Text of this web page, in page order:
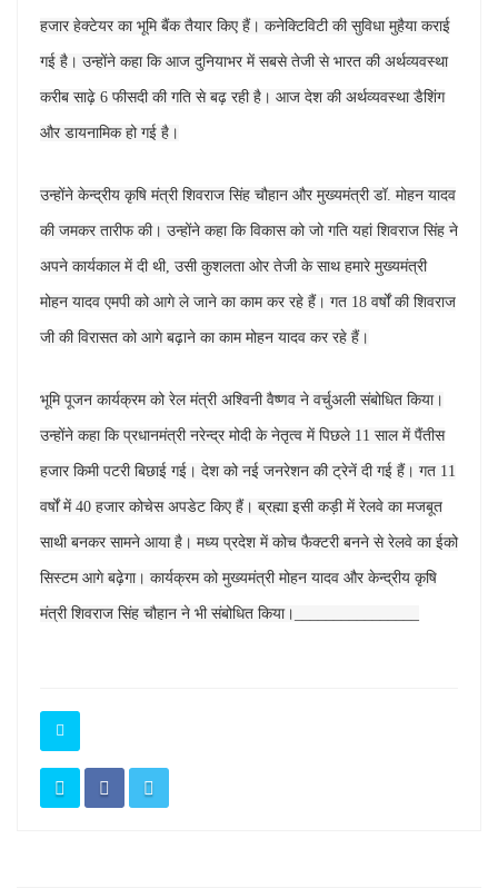
हजार हेक्टेयर का भूमि बैंक तैयार किए हैं। कनेक्टिविटी की सुविधा मुहैया कराई
गई है। उन्होंने कहा कि आज दुनियाभर में सबसे तेजी से भारत की अर्थव्यवस्था
करीब साढ़े 6 फीसदी की गति से बढ़ रही है। आज देश की अर्थव्यवस्था डैशिंग
और डायनामिक हो गई है।
उन्होंने केन्द्रीय कृषि मंत्री शिवराज सिंह चौहान और मुख्यमंत्री डॉ. मोहन यादव
की जमकर तारीफ की। उन्होंने कहा कि विकास को जो गति यहां शिवराज सिंह ने
अपने कार्यकाल में दी थी, उसी कुशलता ओर तेजी के साथ हमारे मुख्यमंत्री
मोहन यादव एमपी को आगे ले जाने का काम कर रहे हैं। गत 18 वर्षों की शिवराज
जी की विरासत को आगे बढ़ाने का काम मोहन यादव कर रहे हैं।
भूमि पूजन कार्यक्रम को रेल मंत्री अश्विनी वैष्णव ने वर्चुअली संबोधित किया।
उन्होंने कहा कि प्रधानमंत्री नरेन्द्र मोदी के नेतृत्व में पिछले 11 साल में पैंतीस
हजार किमी पटरी बिछाई गई। देश को नई जनरेशन की ट्रेनें दी गई हैं। गत 11
वर्षों में 40 हजार कोचेस अपडेट किए हैं। ब्रह्मा इसी कड़ी में रेलवे का मजबूत
साथी बनकर सामने आया है। मध्य प्रदेश में कोच फैक्टरी बनने से रेलवे का ईको
सिस्टम आगे बढ़ेगा। कार्यक्रम को मुख्यमंत्री मोहन यादव और केन्द्रीय कृषि
मंत्री शिवराज सिंह चौहान ने भी संबोधित किया।________________